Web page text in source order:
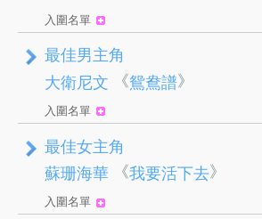
入圍名單
最佳男主角
大衛尼文 《鴛鴦譜》
入圍名單
最佳女主角
蘇珊海華 《我要活下去》
入圍名單